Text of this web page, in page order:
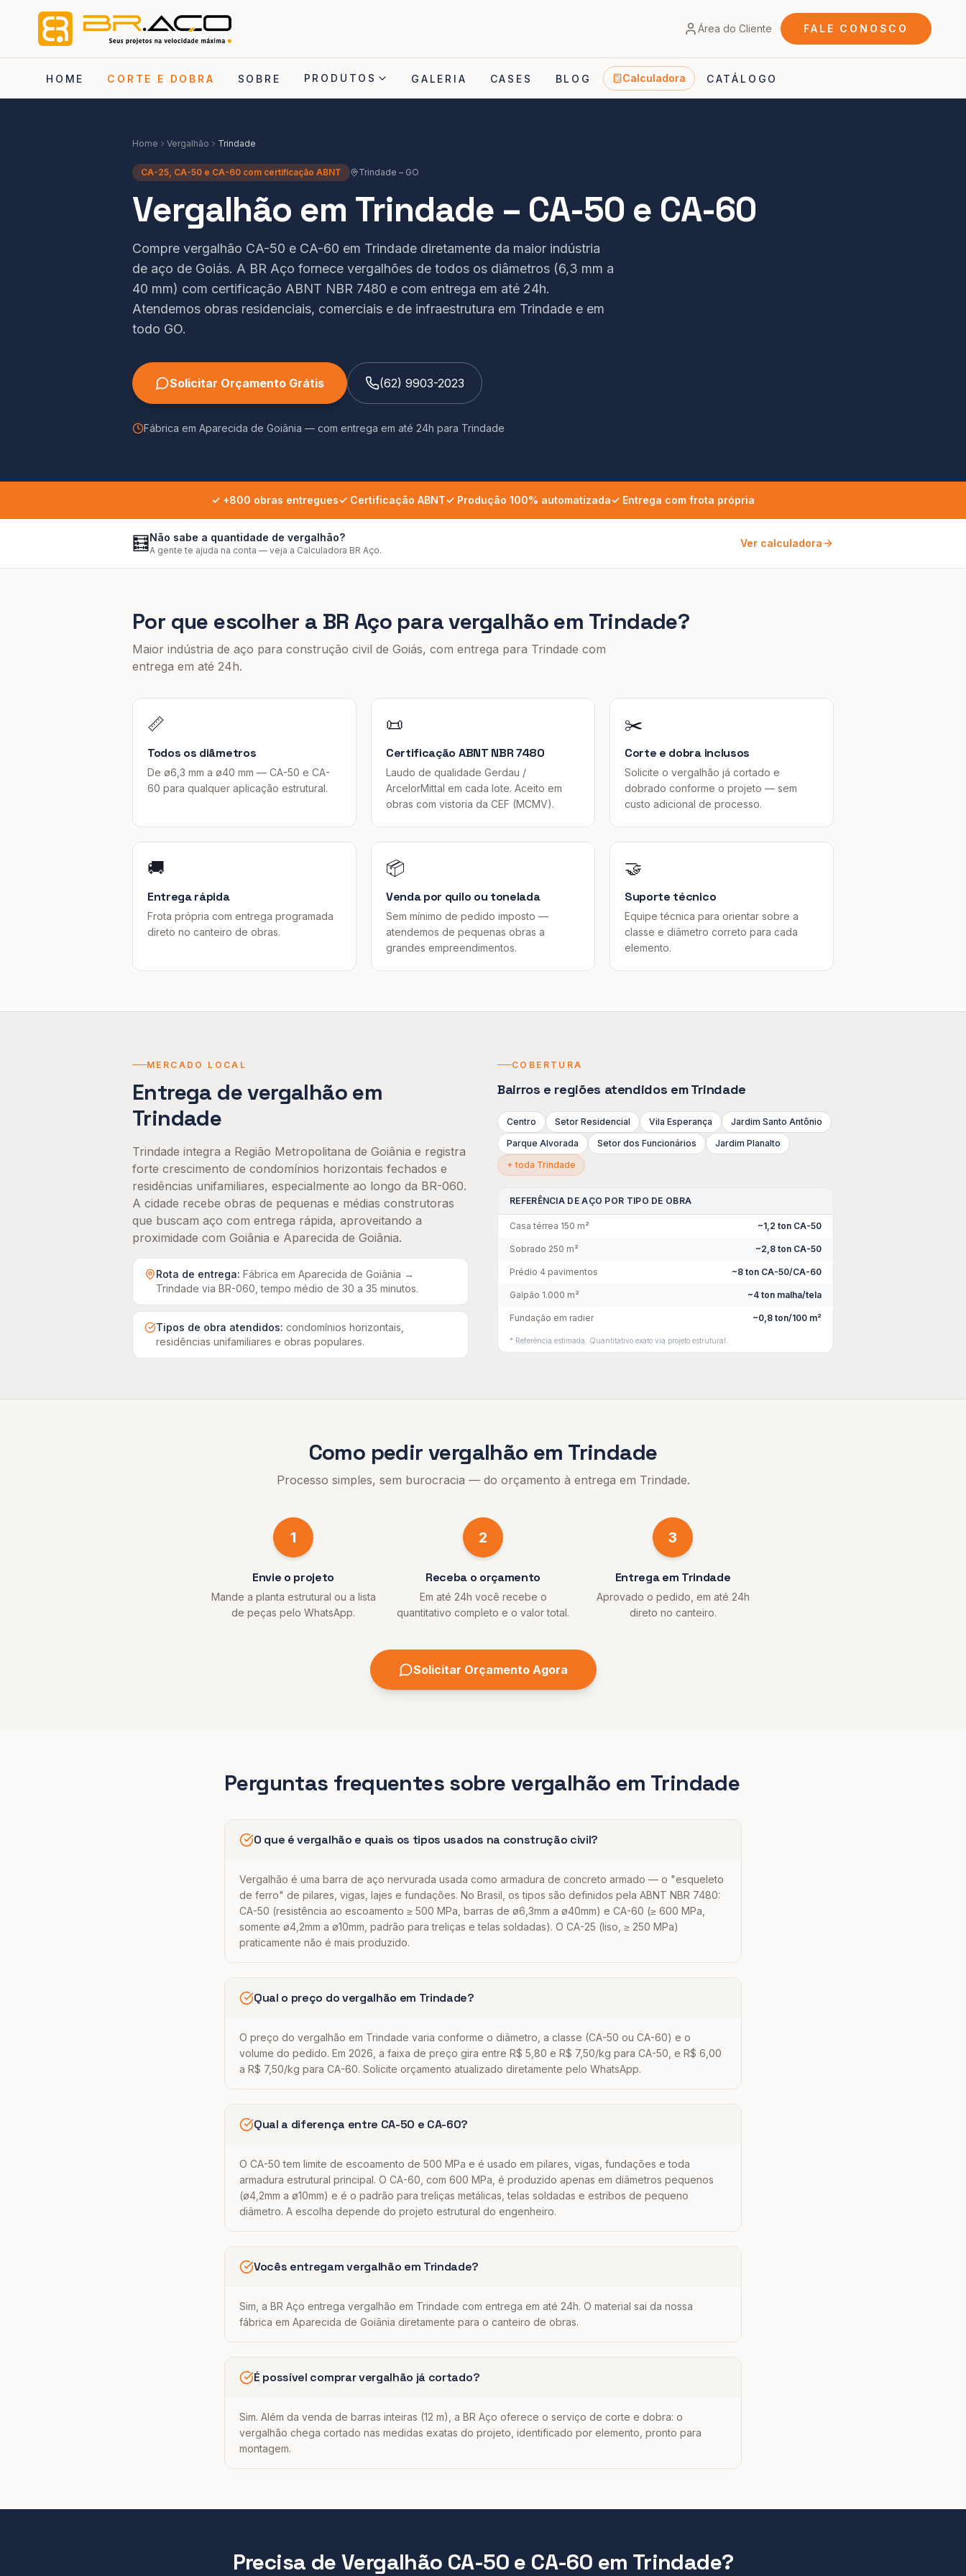
Área do Cliente FALE CONOSCO
HOME CORTE E DOBRA SOBRE PRODUTOS GALERIA CASES BLOG Calculadora CATÁLOGO
Home Vergalhão Trindade
CA-25, CA-50 e CA-60 com certificação ABNT Trindade – GO
Vergalhão em Trindade – CA-50 e CA-60
Compre vergalhão CA-50 e CA-60 em Trindade diretamente da maior indústria
de aço de Goiás. A BR Aço fornece vergalhões de todos os diâmetros (6,3 mm a
40 mm) com certificação ABNT NBR 7480 e com entrega em até 24h.
Atendemos obras residenciais, comerciais e de infraestrutura em Trindade e em
todo GO.
Solicitar Orçamento Grátis (62) 9903-2023
Fábrica em Aparecida de Goiânia — com entrega em até 24h para Trindade
✓ +800 obras entregues✓ Certificação ABNT✓ Produção 100% automatizada✓ Entrega com frota própria
🧮 Não sabe a quantidade de vergalhão?
A gente te ajuda na conta — veja a Calculadora BR Aço.
Ver calculadora
Por que escolher a BR Aço paravergalhão em Trindade?
Maior indústria de aço para construção civil de Goiás, com entrega para Trindade com
entrega em até 24h.
📏
Todos os diâmetros
De ø6,3 mm a ø40 mm — CA-50 e CA-
60 para qualquer aplicação estrutural.
📜
Certificação ABNT NBR 7480
Laudo de qualidade Gerdau /
ArcelorMittal em cada lote. Aceito em
obras com vistoria da CEF (MCMV).
✂️
Corte e dobra inclusos
Solicite o vergalhão já cortado e
dobrado conforme o projeto — sem
custo adicional de processo.
🚚
Entrega rápida
Frota própria com entrega programada
direto no canteiro de obras.
📦
Venda por quilo ou tonelada
Sem mínimo de pedido imposto —
atendemos de pequenas obras a
grandes empreendimentos.
🤝
Suporte técnico
Equipe técnica para orientar sobre a
classe e diâmetro correto para cada
elemento.
MERCADO LOCAL
Entrega devergalhão em
Trindade
Trindade integra a Região Metropolitana de Goiânia e registra
forte crescimento de condomínios horizontais fechados e
residências unifamiliares, especialmente ao longo da BR-060.
A cidade recebe obras de pequenas e médias construtoras
que buscam aço com entrega rápida, aproveitando a
proximidade com Goiânia e Aparecida de Goiânia.
Rota de entrega: Fábrica em Aparecida de Goiânia →
Trindade via BR-060, tempo médio de 30 a 35 minutos.
Tipos de obra atendidos: condomínios horizontais,
residências unifamiliares e obras populares.
COBERTURA
Bairros e regiões atendidos emTrindade
Centro Setor Residencial Vila Esperança
Jardim Santo Antônio
Parque Alvorada
Setor dos Funcionários
Jardim Planalto
+ toda Trindade
REFERÊNCIA DE AÇO POR TIPO DE OBRA
Casa térrea 150 m² ~1,2 ton CA-50
Sobrado 250 m² ~2,8 ton CA-50
Prédio 4 pavimentos ~8 ton CA-50/CA-60
Galpão 1.000 m² ~4 ton malha/tela
Fundação em radier ~0,8 ton/100 m²
* Referência estimada. Quantitativo exato via projeto estrutural.
Como pedir vergalhão em Trindade
Processo simples, sem burocracia — do orçamento à entrega em Trindade.
1
Envie o projeto
Mande a planta estrutural ou a lista
de peças pelo WhatsApp.
2
Receba o orçamento
Em até 24h você recebe o
quantitativo completo e o valor total.
3
Entrega em Trindade
Aprovado o pedido, em até 24h
direto no canteiro.
Solicitar Orçamento Agora
Perguntas frequentes sobre vergalhão em Trindade
O que é vergalhão e quais os tipos usados na construção civil?
Vergalhão é uma barra de aço nervurada usada como armadura de concreto armado — o "esqueleto
de ferro" de pilares, vigas, lajes e fundações. No Brasil, os tipos são definidos pela ABNT NBR 7480:
CA-50 (resistência ao escoamento ≥ 500 MPa, barras de ø6,3mm a ø40mm) e CA-60 (≥ 600 MPa,
somente ø4,2mm a ø10mm, padrão para treliças e telas soldadas). O CA-25 (liso, ≥ 250 MPa)
praticamente não é mais produzido.
Qual o preço do vergalhão em Trindade?
O preço do vergalhão em Trindade varia conforme o diâmetro, a classe (CA-50 ou CA-60) e o
volume do pedido. Em 2026, a faixa de preço gira entre R$ 5,80 e R$ 7,50/kg para CA-50, e R$ 6,00
a R$ 7,50/kg para CA-60. Solicite orçamento atualizado diretamente pelo WhatsApp.
Qual a diferença entre CA-50 e CA-60?
O CA-50 tem limite de escoamento de 500 MPa e é usado em pilares, vigas, fundações e toda
armadura estrutural principal. O CA-60, com 600 MPa, é produzido apenas em diâmetros pequenos
(ø4,2mm a ø10mm) e é o padrão para treliças metálicas, telas soldadas e estribos de pequeno
diâmetro. A escolha depende do projeto estrutural do engenheiro.
Vocês entregam vergalhão em Trindade?
Sim, a BR Aço entrega vergalhão em Trindade com entrega em até 24h. O material sai da nossa
fábrica em Aparecida de Goiânia diretamente para o canteiro de obras.
É possível comprar vergalhão já cortado?
Sim. Além da venda de barras inteiras (12 m), a BR Aço oferece o serviço de corte e dobra: o
vergalhão chega cortado nas medidas exatas do projeto, identificado por elemento, pronto para
montagem.
Precisa de Vergalhão CA-50 e CA-60 em Trindade?